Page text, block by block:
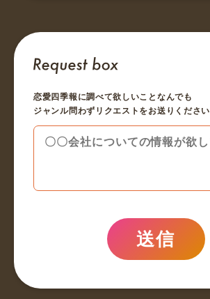
恋愛四季報に調べて欲しいことなんでも
ジャンル問わずリクエストをお送りください
送信